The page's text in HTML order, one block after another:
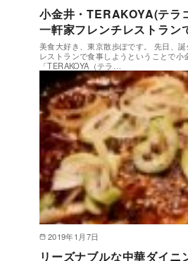
小金井・TERAKOYA(テラ
一軒家フレンチレストラン
美食大好き、東京散歩ぽです。 先日、
レストランで食事しようということで
「TERAKOYA（テラ…
2019年1月7日
リーズナブルな中華ダイニ